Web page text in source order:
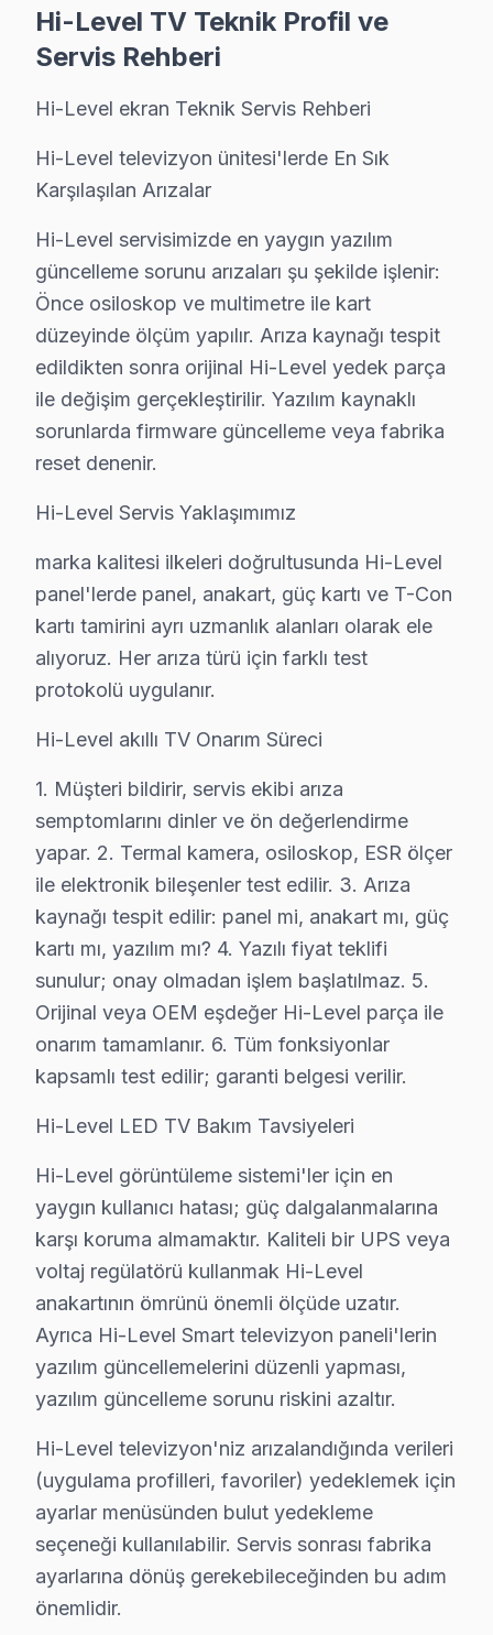
Düzenli bakım, Hi-Level televizyonunuzun ömrünü
TV bakım hizmetlerimiz:
• Eyüp'de toz ve ısı yönetimi optimizasyonu
• Eyüp'de ekran pikseli ve renk kalibrasyonu
• Eyüp'de bağlantı portları ve konektör bakımı
Eyüp bölgesinde Hi-Level televizyonlarınız için yılda
Eyüp'da Hi-Level TV Yerinde Onarım –
Eyüp'da Hi-Level televizyonunuz arızalandığında
Yerinde tamir sürecimiz — Eyüp:
• Eyüp'de randevu sonrası 1-2 saat içinde kapınızda
• Eyüp'de orijinal parça stok garantisi
• Eyüp servisimizde servis sonrası test ve kalibrasyon
• Eyüp'de fatura ve resmi garanti belgesi
Hi-Level panel ürünleriniz için Eyüp'de güvenilir ve
Hi-Level Orijinal Yedek Parça Garantisi –
• Eyüp'de ekran panelleri (tüm boyut ve
• Eyüp servisimizde LED aydınlatma şeritleri ve
• Eyüp'de ana işlem kartı ve güç ünitesi
• Eyüp servisimizde sinyal kartı, inverter ve bağlantı
• Eyüp'de 24 ay parça garantisi dahil
• Eyüp stoğumuzda olmayan parçalar 2-5 iş
Muadil parça tercih etmeyin — Eyüp'da orijinal Hi-
Eyüp'da Hi-Level TV Düzeltme Ücretleri –
2025 Eyüp Hi-Level televizyon servis ücretleri:
• LED backlight tamiri: ₺500 – ₺2.000
• Yazılım güncelleme ve hata giderme: ₺200 – ₺500
• T-Con kartı değişimi: ₺350 – ₺900
• Panel (ekran) değişimi: ₺1.500 – ₺8.000 (boyut ve
• Güç kartı (power board) tamiri: ₺400 – ₺1.200
• Kapasitör değişimi (anakart): ₺250 – ₺600
• Ses kartı/hoparlör tamiri: ₺300 – ₺700
Eyüp'de ödeme kolaylığı:
• Nakit, kredi kartı, taksit
• Fatura kesilir (KDV dahil)
• Ön ödeme istenmez
Eyüp'da Hi-Level servis fiyatı için randevu alın —
Hi-Level TV Teknik Profil ve
Servis Rehberi
Hi-Level ekran Teknik Servis Rehberi
Hi-Level televizyon ünitesi'lerde En Sık
Karşılaşılan Arızalar
Hi-Level servisimizde en yaygın yazılım
güncelleme sorunu arızaları şu şekilde işlenir:
Önce osiloskop ve multimetre ile kart
düzeyinde ölçüm yapılır. Arıza kaynağı tespit
edildikten sonra orijinal Hi-Level yedek parça
ile değişim gerçekleştirilir. Yazılım kaynaklı
sorunlarda firmware güncelleme veya fabrika
reset denenir.
Hi-Level Servis Yaklaşımımız
marka kalitesi ilkeleri doğrultusunda Hi-Level
panel'lerde panel, anakart, güç kartı ve T-Con
kartı tamirini ayrı uzmanlık alanları olarak ele
alıyoruz. Her arıza türü için farklı test
protokolü uygulanır.
Hi-Level akıllı TV Onarım Süreci
1. Müşteri bildirir, servis ekibi arıza
semptomlarını dinler ve ön değerlendirme
yapar. 2. Termal kamera, osiloskop, ESR ölçer
ile elektronik bileşenler test edilir. 3. Arıza
kaynağı tespit edilir: panel mi, anakart mı, güç
kartı mı, yazılım mı? 4. Yazılı fiyat teklifi
sunulur; onay olmadan işlem başlatılmaz. 5.
Orijinal veya OEM eşdeğer Hi-Level parça ile
onarım tamamlanır. 6. Tüm fonksiyonlar
kapsamlı test edilir; garanti belgesi verilir.
Hi-Level LED TV Bakım Tavsiyeleri
Hi-Level görüntüleme sistemi'ler için en
yaygın kullanıcı hatası; güç dalgalanmalarına
karşı koruma almamaktır. Kaliteli bir UPS veya
voltaj regülatörü kullanmak Hi-Level
anakartının ömrünü önemli ölçüde uzatır.
Ayrıca Hi-Level Smart televizyon paneli'lerin
yazılım güncellemelerini düzenli yapması,
yazılım güncelleme sorunu riskini azaltır.
Hi-Level televizyon'niz arızalandığında verileri
(uygulama profilleri, favoriler) yedeklemek için
ayarlar menüsünden bulut yedekleme
seçeneği kullanılabilir. Servis sonrası fabrika
ayarlarına dönüş gerekebileceğinden bu adım
önemlidir.